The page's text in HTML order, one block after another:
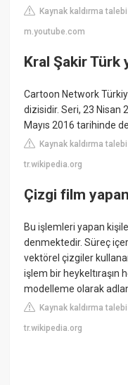
Kaynak kaldırma talebi
m.youtube.com
Kral Şakir Türk
Cartoon Network
dizisidir. Seri, 23 Nisan
Mayıs 2016 tarihinde
Kaynak kaldırma talebi
tr.wikipedia.org
Çizgi film
Bu işlemleri yapan
denmektedir. Süreç
vektörel çizgiler
işlem bir heykeltıraşın
modelleme olarak
Kaynak kaldırma talebi
tr.wikipedia.org